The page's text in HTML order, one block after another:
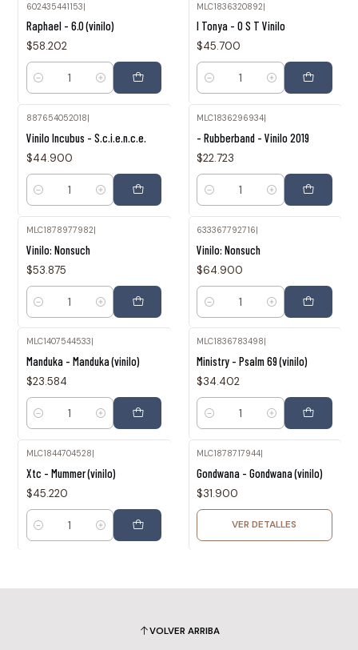
602435441153|
Raphael - 6.0 (vinilo)
$58.202
Cantidad
MLC1836320892|
I Tonya - O S T Vinilo
$45.700
Cantidad
887654052018
Vinilo Incubus - S.c.i.e.n.c.e.
$44.900
Cantidad
MLC1836296934
- Rubberband - Vinilo 2019
$22.723
Cantidad
MLC1878977982|
Vinilo: Nonsuch
$53.875
Cantidad
633367792716|
Vinilo: Nonsuch
$64.900
Cantidad
MLC1407544533
Manduka - Manduka (vinilo)
$23.584
Cantidad
MLC1836783498
Ministry - Psalm 69 (vinilo)
$34.402
Cantidad
MLC1844704528|
Xtc - Mummer (vinilo)
$45.220
Cantidad
MLC1878717944|
Gondwana - Gondwana (vinilo)
$31.900
VER DETALLES
VOLVER ARRIBA